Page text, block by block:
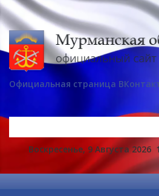
Официальная страница
Воскресенье, 9 Августа 2026